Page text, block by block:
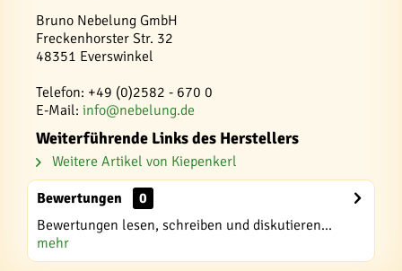
Bruno Nebelung GmbH
Freckenhorster Str. 32
48351 Everswinkel
Telefon: +49 (0)2582 - 670 0
E-Mail: info@nebelung.de
Weiterführende Links des Herstellers
Weitere Artikel von Kiepenkerl
Bewertungen
0
Bewertungen lesen, schreiben und diskutieren...
mehr